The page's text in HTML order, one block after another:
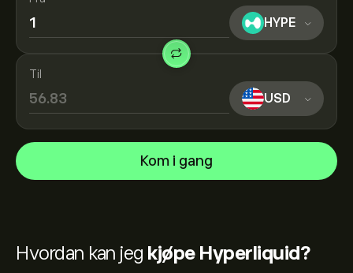
HYPE
Til
USD
Kom i gang
Hvordan kan jeg kjøpe Hyperliquid?